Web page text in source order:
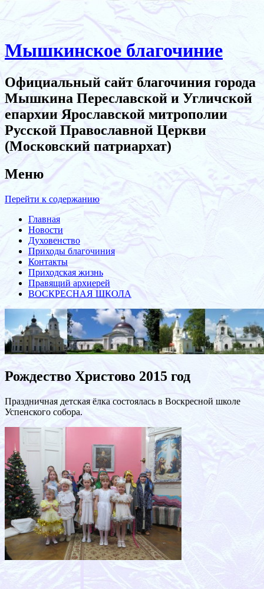
Мышкинское благочиние
Официальный сайт благочиния города
Мышкина Переславской и Угличской
епархии Ярославской митрополии
Русской Православной Церкви
(Московский патриархат)
Меню
Перейти к содержанию
Главная
Новости
Духовенство
Приходы благочиния
Контакты
Приходская жизнь
Правящий архиерей
ВОСКРЕСНАЯ ШКОЛА
Рождество Христово 2015 год
Праздничная детская ёлка состоялась в Воскресной школе
Успенского собора.